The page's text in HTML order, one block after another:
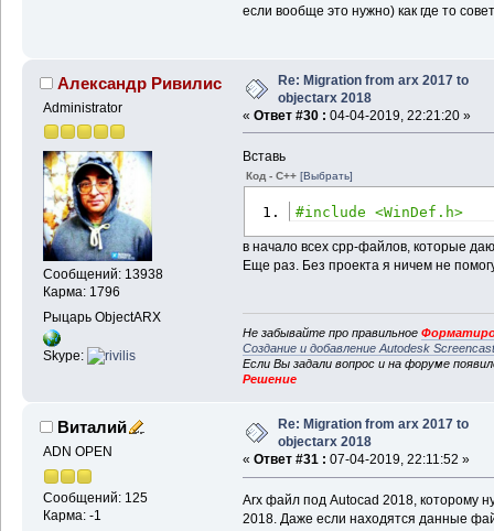
если вообще это нужно) как где то
Александр Ривилис
Administrator
Сообщений: 13938
Карма: 1796
Рыцарь ObjectARX
Skype:
Re: Migration from arx 2017 to
objectarx 2018
« Ответ #30 : 04-04-2019, 22:21:20 »
Вставь
Код - C++ [Выбрать]
#include <WinDef.h>
в начало всех cpp-файлов, которые
Еще раз. Без проекта я ничем не
Не забывайте про правильное
Создание и добавление Autodesk
Если Вы задали вопрос и на форуме
Решение
Виталий
ADN OPEN
Сообщений: 125
Карма: -1
Re: Migration from arx 2017 to
objectarx 2018
« Ответ #31 : 07-04-2019, 22:11:52 »
Arx файл под Autocad 2018, которому
2018. Даже если находятся данные